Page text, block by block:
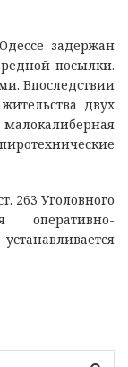
задержан
посылки.
Впоследствии
двух
263 Уголовного
оперативно-